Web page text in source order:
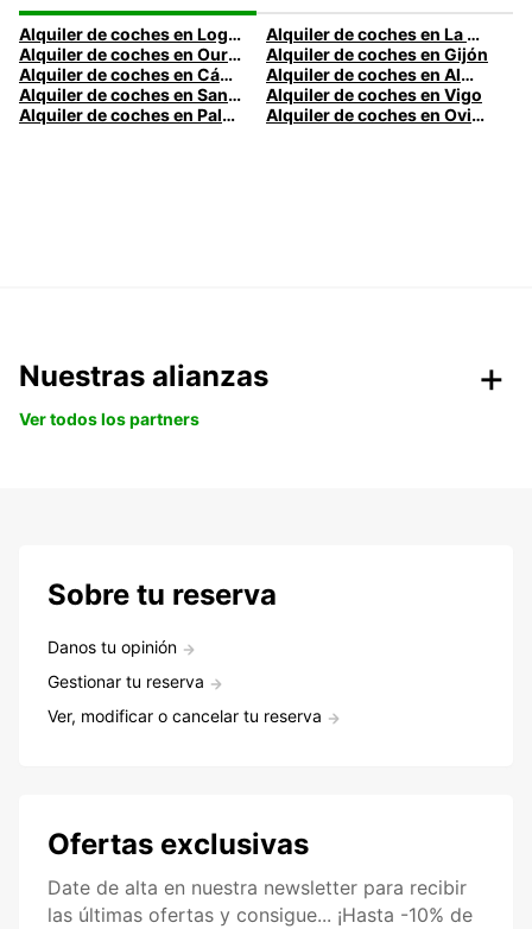
Alquiler de coches en Logroño
Alquiler de coches en La Coruña
Alquiler de coches en Ourense
Alquiler de coches en Gijón
Alquiler de coches en Cádiz
Alquiler de coches en Almería
Alquiler de coches en Santander
Alquiler de coches en Vigo
Alquiler de coches en Palma
Alquiler de coches en Oviedo
Nuestras alianzas
Ver todos los partners
Sobre tu reserva
Danos tu opinión
Gestionar tu reserva
Ver, modificar o cancelar tu reserva
Ofertas exclusivas
Date de alta en nuestra newsletter para recibir
las últimas ofertas y consigue... ¡Hasta -10% de